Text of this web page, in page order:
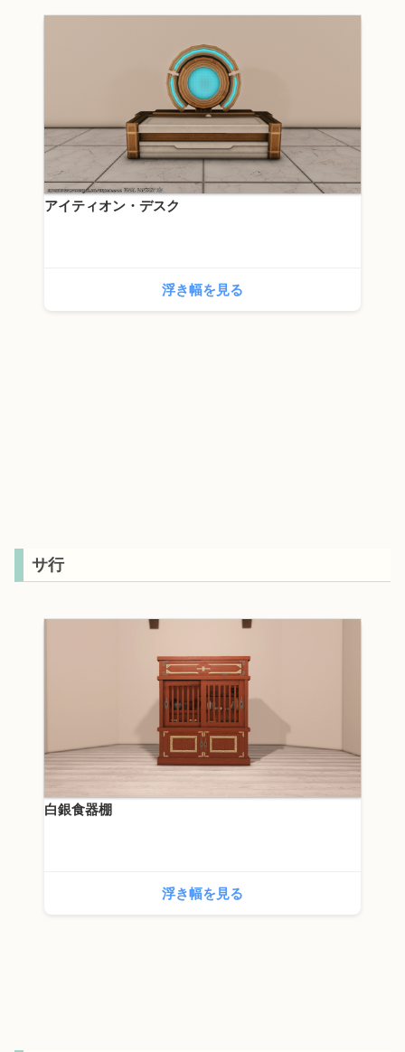
アイティオン・デスク
浮き幅を見る
サ行
白銀食器棚
浮き幅を見る